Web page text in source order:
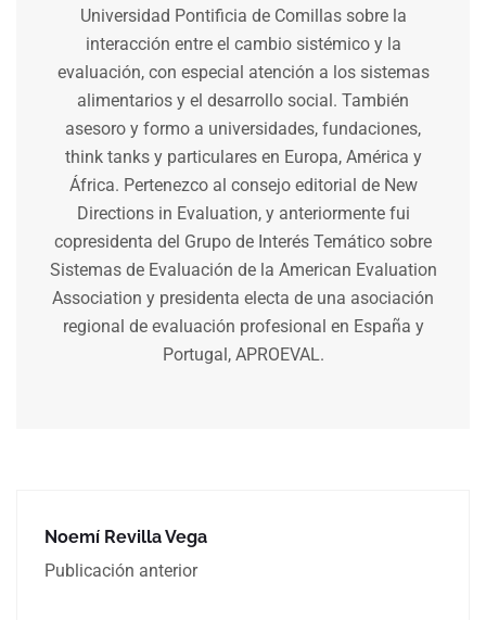
Universidad Pontificia de Comillas sobre la
interacción entre el cambio sistémico y la
evaluación, con especial atención a los sistemas
alimentarios y el desarrollo social. También
asesoro y formo a universidades, fundaciones,
think tanks y particulares en Europa, América y
África. Pertenezco al consejo editorial de New
Directions in Evaluation, y anteriormente fui
copresidenta del Grupo de Interés Temático sobre
Sistemas de Evaluación de la American Evaluation
Association y presidenta electa de una asociación
regional de evaluación profesional en España y
Portugal, APROEVAL.
Noemí Revilla Vega
Publicación anterior